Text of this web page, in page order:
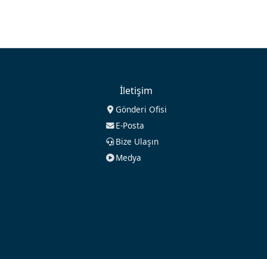
İletişim
Gönderi Ofisi
E-Posta
Bize Ulaşın
Medya